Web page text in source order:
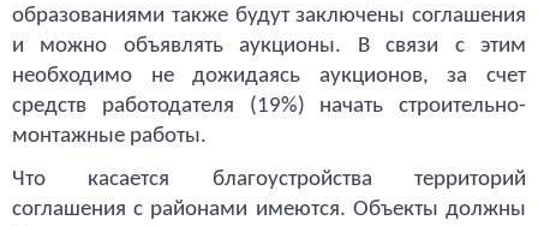
образованиями также будут заключены соглашения
и можно объявлять аукционы. В связи с этим
необходимо не дожидаясь аукционов, за счет
средств работодателя (19%) начать строительно-
монтажные работы.
Что касается благоустройства территорий
соглашения с районами имеются. Объекты должны